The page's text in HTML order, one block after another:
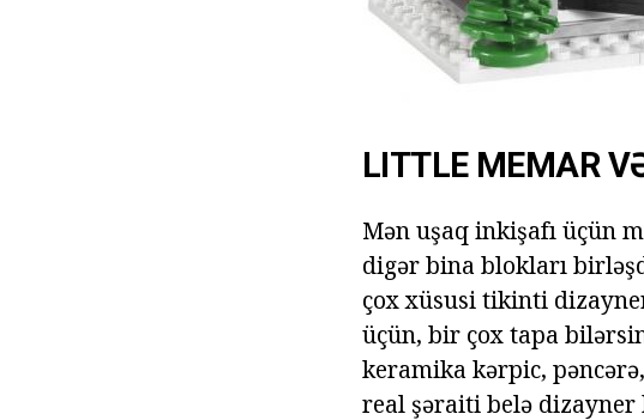
LITTLE MEMAR
Mən uşaq inkişafı üçün
digər bina blokları
çox xüsusi tikinti
üçün, bir çox tapa
keramika kərpic,
real şəraiti belə dizayner